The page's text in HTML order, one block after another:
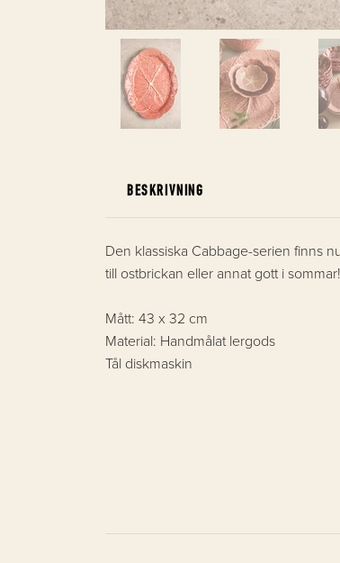
BESKRIVNING
Den klassiska Cabbage-serien finns
till ostbrickan eller annat gott i
Mått: 43 x 32 cm
Material: Handmålat lergods
Tål diskmaskin